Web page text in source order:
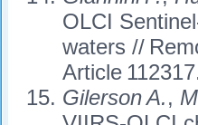
OLCI
waters //
Article
Gilerson A.,